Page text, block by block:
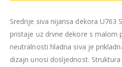
Srednje siva nijansa dekora U763
pristaje uz drvne dekore s malom
neutralnosti hladna siva je
dizajn unosi dosljednost.